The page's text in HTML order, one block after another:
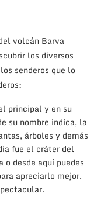
volcán Barva
los diversos
senderos que lo
principal y en su
su nombre indica, la
árboles y demás
fue el cráter del
desde aquí puedes
apreciarlo mejor.